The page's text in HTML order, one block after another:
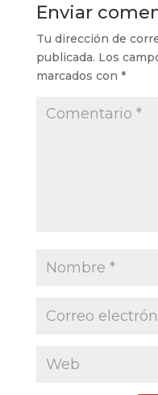
Enviar
Tu dirección de
publicada. Los
marcados con *